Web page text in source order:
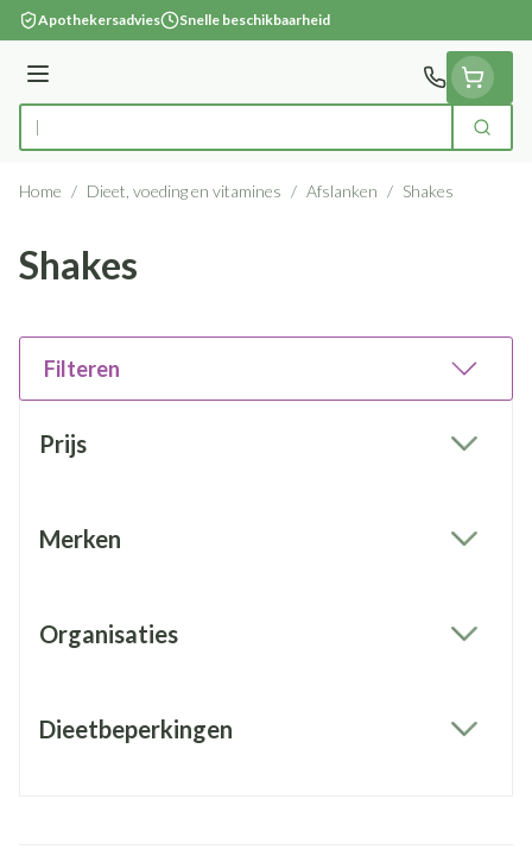
Ga naar de inhoud
Apothekersadvies Snelle beschikbaarheid
Menu
Product, merk, categorie... Zoek
Home / Dieet, voeding en vitamines / Afslanken / Shakes
Shakes
Filteren
Prijs
Merken
Organisaties
Dieetbeperkingen